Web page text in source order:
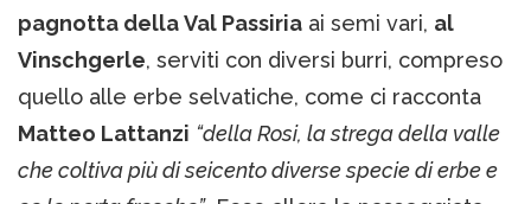
pagnotta della Val Passiria ai semi vari, al
Vinschgerle, serviti con diversi burri, compreso
quello alle erbe selvatiche, come ci racconta
Matteo Lattanzi “della Rosi, la strega della valle
che coltiva più di seicento diverse specie di erbe e